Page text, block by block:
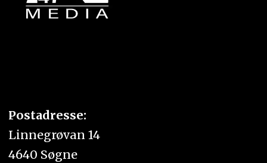
Postadresse:
Linnegrøvan 14
4640 Søgne